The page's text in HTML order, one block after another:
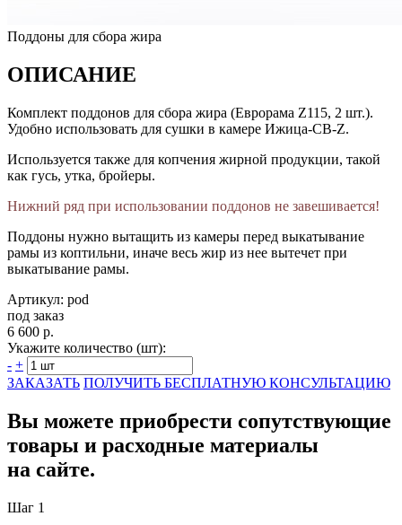
Поддоны для сбора жира
ОПИСАНИЕ
Комплект поддонов для сбора жира (Еврорама Z115, 2 шт.).
Удобно использовать для сушки в камере Ижица-СВ-Z.
Используется также для копчения жирной продукции, такой
как гусь, утка, бройеры.
Нижний ряд при использовании поддонов не завешивается!
Поддоны нужно вытащить из камеры перед выкатывание
рамы из коптильни, иначе весь жир из нее вытечет при
выкатывание рамы.
Артикул: pod
под заказ
6 600 р.
Укажите количество (шт):
- +
ЗАКАЗАТЬ ПОЛУЧИТЬ БЕСПЛАТНУЮ КОНСУЛЬТАЦИЮ
Вы можете приобрести сопутствующие
товары и расходные материалы
на сайте.
Шаг 1